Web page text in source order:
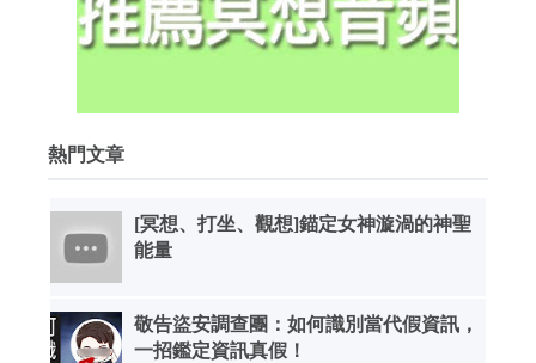
熱門文章
[冥想、打坐、觀想]錨定女神漩渦的神聖
能量
敬告盜安調查團：如何識別當代假資訊，
一招鑑定資訊真假！